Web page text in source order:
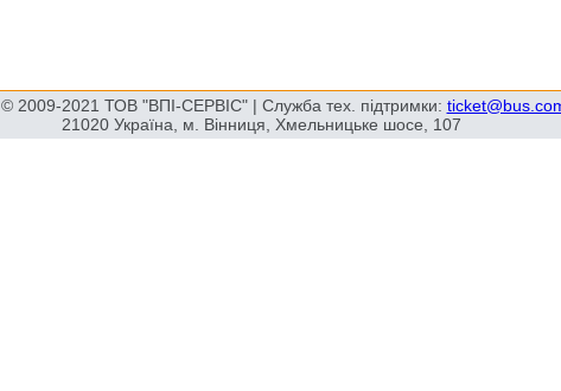
© 2009-2021 ТОВ "ВПІ-СЕРВІС" | Служба тех. підтримки:
21020 Україна, м. Вінниця, Хмельницьке шосе, 107